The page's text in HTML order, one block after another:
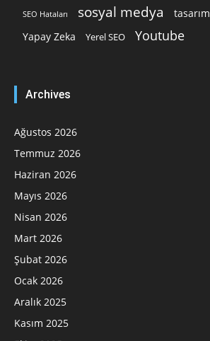
SEO Hataları sosyal medya tasarım
Yapay Zeka Yerel SEO Youtube
Archives
Ağustos 2026
Temmuz 2026
Haziran 2026
Mayıs 2026
Nisan 2026
Mart 2026
Şubat 2026
Ocak 2026
Aralık 2025
Kasım 2025